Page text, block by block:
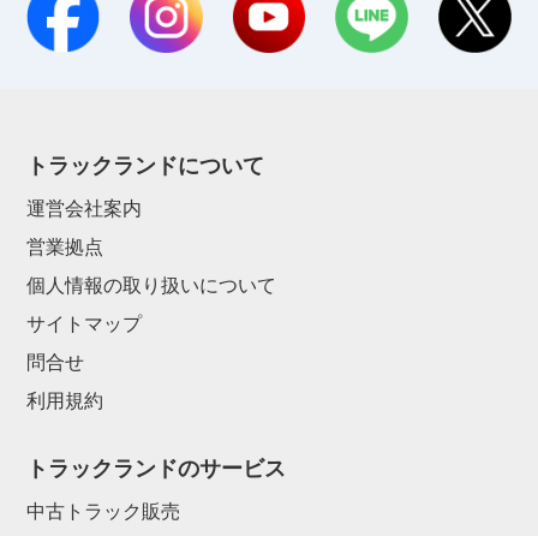
トラックランドについて
運営会社案内
営業拠点
個人情報の取り扱いについて
サイトマップ
問合せ
利用規約
トラックランドのサービス
中古トラック販売